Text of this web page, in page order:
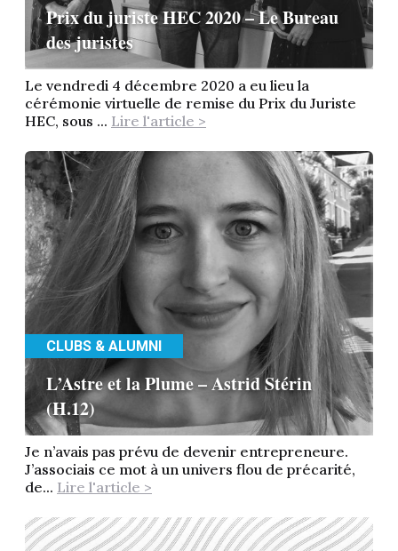
Prix du juriste HEC 2020 – Le Bureau
des juristes
Le vendredi 4 décembre 2020 a eu lieu la
cérémonie virtuelle de remise du Prix du Juriste
HEC, sous ... Lire l'article >
CLUBS & ALUMNI
L’Astre et la Plume – Astrid Stérin
(H.12)
Je n’avais pas prévu de devenir entrepreneure.
J’associais ce mot à un univers flou de précarité,
de... Lire l'article >